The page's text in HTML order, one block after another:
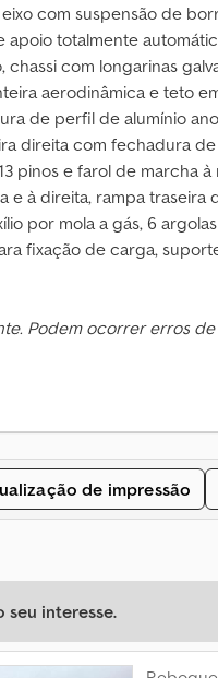
com suspensão de
totalmente
com longarinas
aerodinâmica e teto
de perfil de alumínio
direita com fechadura
pinos e farol de marcha à
e à direita, rampa traseira
por mola a gás, 6 argolas
fixação de carga,
Podem ocorrer erros de
de impressão
seu interesse.